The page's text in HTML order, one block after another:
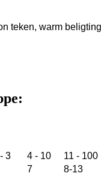
teken, warm
3 4 - 10 11 - 100
7 8-13